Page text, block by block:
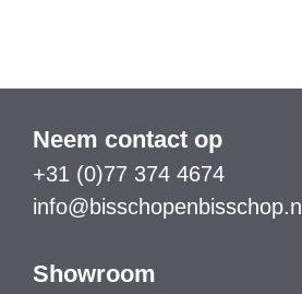
Neem contact op
+31 (0)77 374 4674
info@bisschopenbisschop.nl
Showroom